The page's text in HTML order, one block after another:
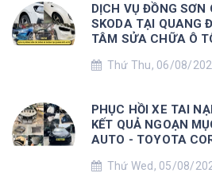
DỊCH VỤ ĐỒNG SƠN
SKODA TẠI QUANG
TÂM SỬA CHỮA Ô
Thứ Thu, 06/08/
PHỤC HỒI XE TAI
KẾT QUẢ NGOẠN
AUTO - TOYOTA
Thứ Wed, 05/08/